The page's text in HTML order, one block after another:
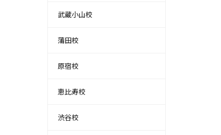
武蔵小山校
蒲田校
原宿校
恵比寿校
渋谷校